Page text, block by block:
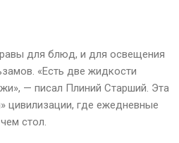
для блюд, и для освещения
«Есть две жидкости
— писал Плиний Старший. Эта
цивилизации, где ежедневные
стол.